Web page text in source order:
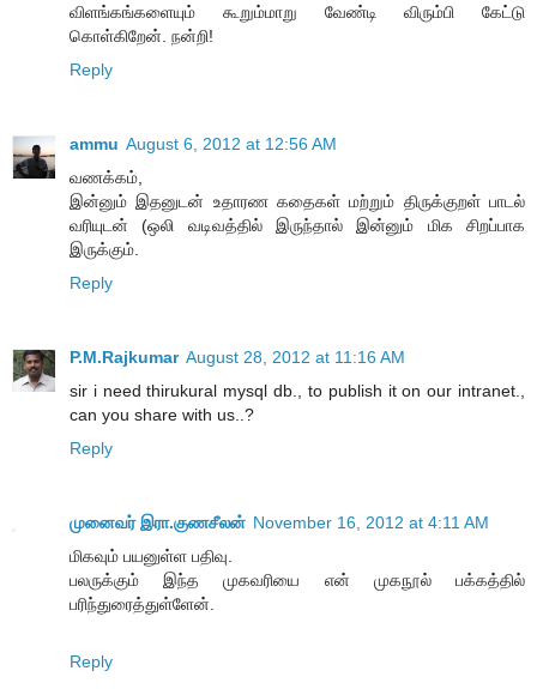
விளங்கங்களையும் கூறும்மாறு வேண்டி விரும்பி கேட்டு
கொள்கிறேன். நன்றி!
Reply
ammu August 6, 2012 at 12:56 AM
வணக்கம்,
இன்னும் இதனுடன் உதாரண கதைகள் மற்றும் திருக்குறள் பாடல்
வரியுடன் (ஒலி வடிவத்தில் இருந்தால் இன்னும் மிக சிறப்பாக
இருக்கும்.
Reply
P.M.Rajkumar August 28, 2012 at 11:16 AM
sir i need thirukural mysql db., to publish it on our intranet.,
can you share with us..?
Reply
முனைவர் இரா.குணசீலன் November 16, 2012 at 4:11 AM
மிகவும் பயனுள்ள பதிவு.
பலருக்கும் இந்த முகவரியை என் முகநூல் பக்கத்தில்
பரிந்துரைத்துள்ளேன்.
Reply